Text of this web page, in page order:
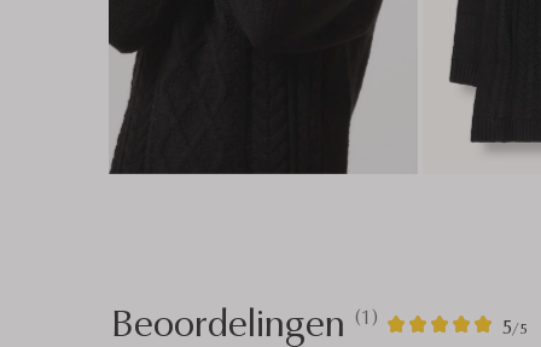
Beoordelingen (1) 5/5
1
5